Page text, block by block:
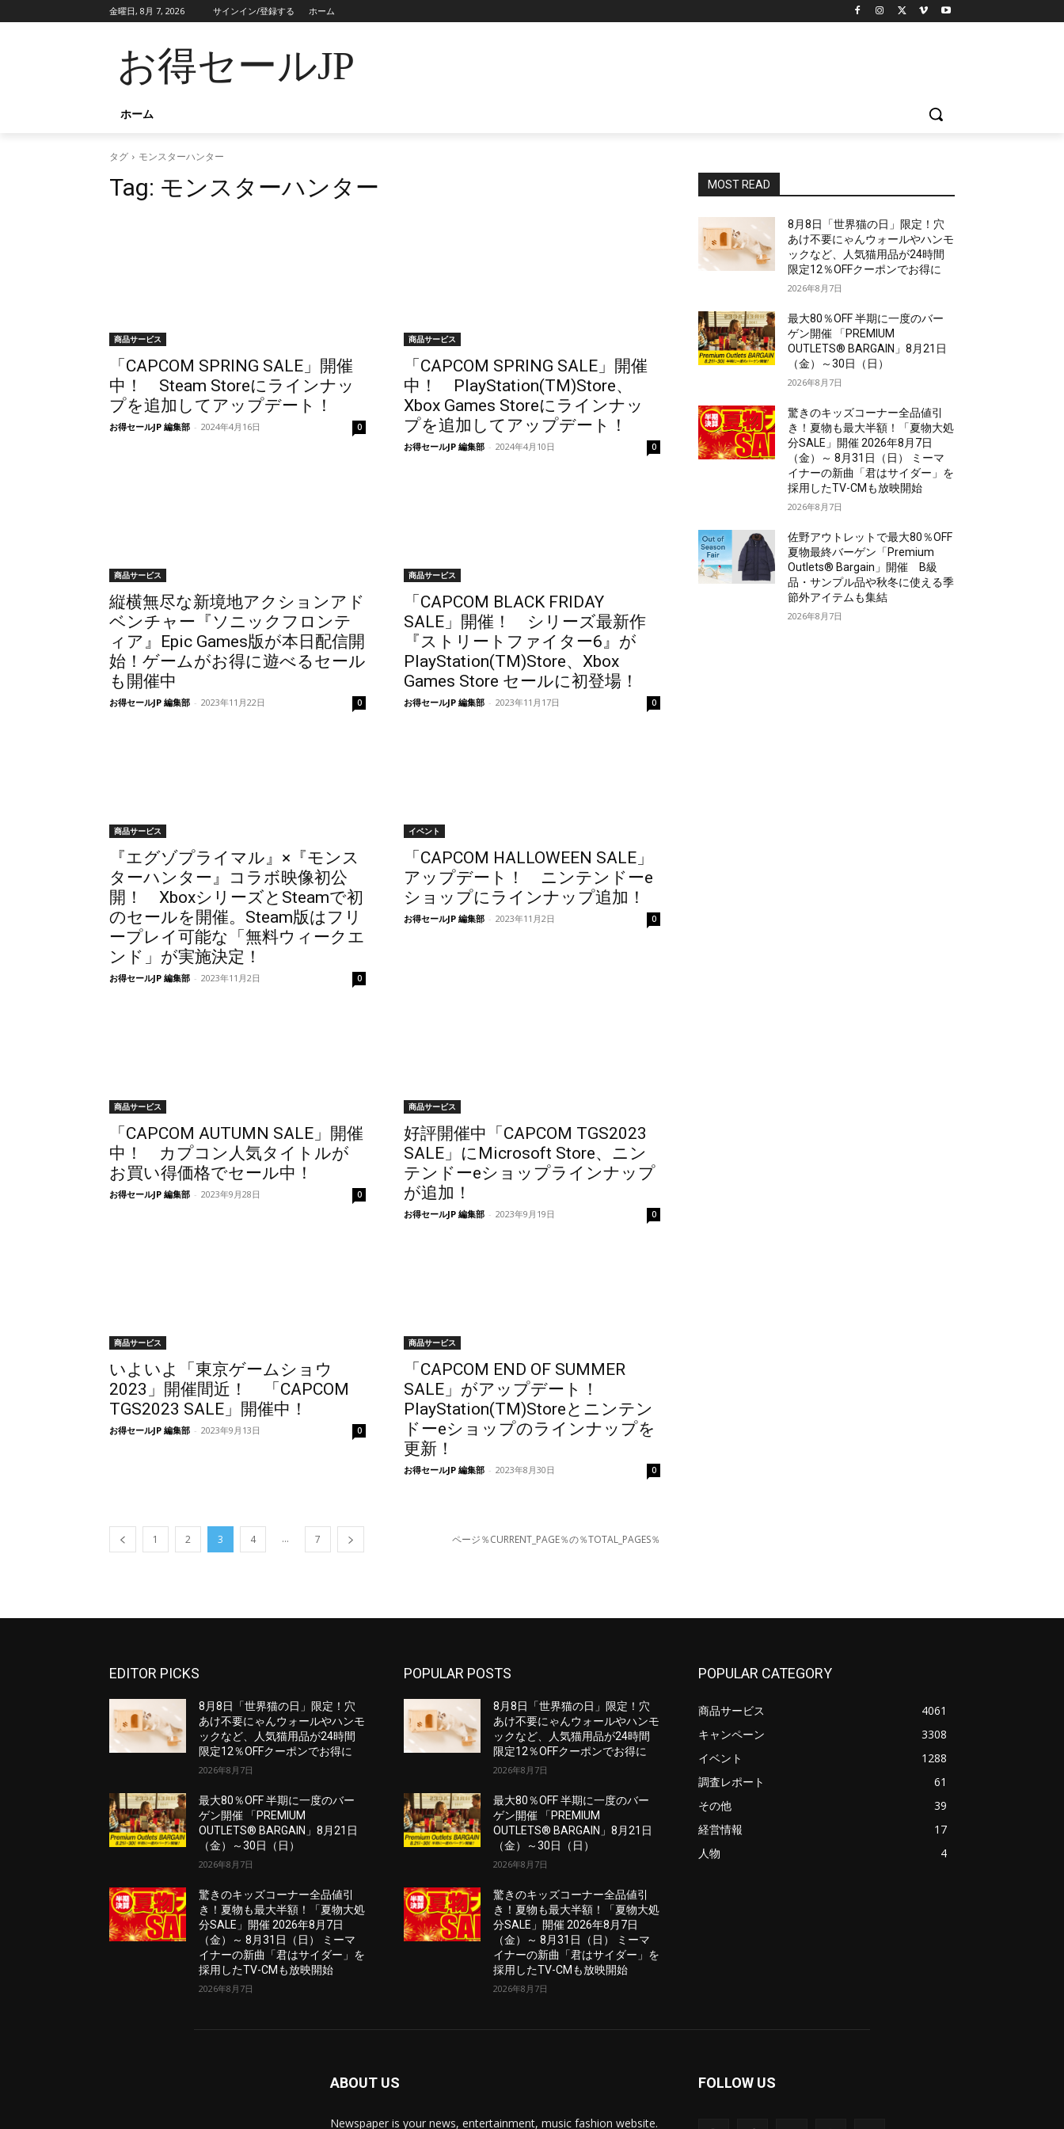
金曜日, 8月 7, 2026 サインイン/登録する ホーム
お得セールJP
ホーム
タグ モンスターハンター
Tag: モンスターハンター
商品サービス
「CAPCOM SPRING SALE」開催
中！ Steam Storeにラインナッ
プを追加してアップデート！
お得セールJP 編集部 - 2024年4月16日 0
商品サービス
「CAPCOM SPRING SALE」開催
中！ PlayStation(TM)Store、
Xbox Games Storeにラインナッ
プを追加してアップデート！
お得セールJP 編集部 - 2024年4月10日 0
商品サービス
縦横無尽な新境地アクションアド
ベンチャー『ソニックフロンテ
ィア』Epic Games版が本日配信開
始！ゲームがお得に遊べるセール
も開催中
お得セールJP 編集部 - 2023年11月22日 0
商品サービス
「CAPCOM BLACK FRIDAY
SALE」開催！ シリーズ最新作
『ストリートファイター6』が
PlayStation(TM)Store、Xbox
Games Store セールに初登場！
お得セールJP 編集部 - 2023年11月17日 0
商品サービス
『エグゾプライマル』×『モンス
ターハンター』コラボ映像初公
開！ XboxシリーズとSteamで初
のセールを開催。Steam版はフリ
ープレイ可能な「無料ウィークエ
ンド」が実施決定！
お得セールJP 編集部 - 2023年11月2日 0
イベント
「CAPCOM HALLOWEEN SALE」
アップデート！ ニンテンドーe
ショップにラインナップ追加！
お得セールJP 編集部 - 2023年11月2日 0
商品サービス
「CAPCOM AUTUMN SALE」開催
中！ カプコン人気タイトルが
お買い得価格でセール中！
お得セールJP 編集部 - 2023年9月28日 0
商品サービス
好評開催中「CAPCOM TGS2023
SALE」にMicrosoft Store、ニン
テンドーeショップラインナップ
が追加！
お得セールJP 編集部 - 2023年9月19日 0
商品サービス
いよいよ「東京ゲームショウ
2023」開催間近！ 「CAPCOM
TGS2023 SALE」開催中！
お得セールJP 編集部 - 2023年9月13日 0
商品サービス
「CAPCOM END OF SUMMER
SALE」がアップデート！
PlayStation(TM)Storeとニンテン
ドーeショップのラインナップを
更新！
お得セールJP 編集部 - 2023年8月30日 0
1 2 3 4 ... 7 ページ％CURRENT_PAGE％の％TOTAL_PAGES％
MOST READ
8月8日「世界猫の日」限定！穴
あけ不要にゃんウォールやハンモ
ックなど、人気猫用品が24時間
限定12％OFFクーポンでお得に
2026年8月7日
最大80％OFF 半期に一度のバー
ゲン開催 「PREMIUM
OUTLETS® BARGAIN」8月21日
（金）～30日（日）
2026年8月7日
驚きのキッズコーナー全品値引
き！夏物も最大半額！「夏物大処
分SALE」開催 2026年8月7日
（金）～ 8月31日（日） ミーマ
イナーの新曲「君はサイダー」を
採用したTV-CMも放映開始
2026年8月7日
佐野アウトレットで最大80％OFF
夏物最終バーゲン「Premium
Outlets® Bargain」開催 B級
品・サンプル品や秋冬に使える季
節外アイテムも集結
2026年8月7日
EDITOR PICKS
8月8日「世界猫の日」限定！穴
あけ不要にゃんウォールやハンモ
ックなど、人気猫用品が24時間
限定12％OFFクーポンでお得に
2026年8月7日
最大80％OFF 半期に一度のバー
ゲン開催 「PREMIUM
OUTLETS® BARGAIN」8月21日
（金）～30日（日）
2026年8月7日
驚きのキッズコーナー全品値引
き！夏物も最大半額！「夏物大処
分SALE」開催 2026年8月7日
（金）～ 8月31日（日） ミーマ
イナーの新曲「君はサイダー」を
採用したTV-CMも放映開始
2026年8月7日
POPULAR POSTS
8月8日「世界猫の日」限定！穴
あけ不要にゃんウォールやハンモ
ックなど、人気猫用品が24時間
限定12％OFFクーポンでお得に
2026年8月7日
最大80％OFF 半期に一度のバー
ゲン開催 「PREMIUM
OUTLETS® BARGAIN」8月21日
（金）～30日（日）
2026年8月7日
驚きのキッズコーナー全品値引
き！夏物も最大半額！「夏物大処
分SALE」開催 2026年8月7日
（金）～ 8月31日（日） ミーマ
イナーの新曲「君はサイダー」を
採用したTV-CMも放映開始
2026年8月7日
POPULAR CATEGORY
商品サービス
4061
キャンペーン
3308
イベント
1288
調査レポート
61
その他
39
経営情報
17
人物
4
ABOUT US
Newspaper is your news, entertainment, music fashion website.
FOLLOW US